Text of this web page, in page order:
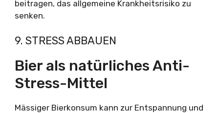
beitragen, das allgemeine Krankheitsrisiko zu
senken.
9. STRESS ABBAUEN
Bier als natürliches Anti-
Stress-Mittel
Mässiger Bierkonsum kann zur Entspannung und